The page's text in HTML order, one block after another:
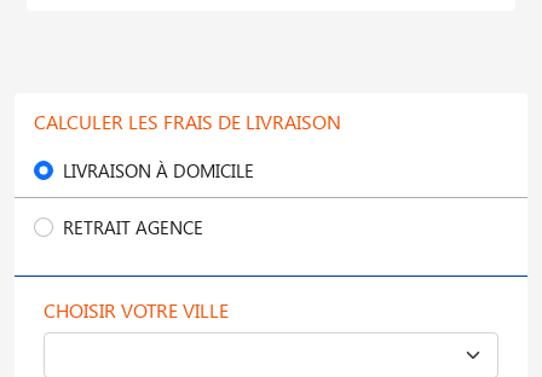
CALCULER LES FRAIS DE LIVRAISON
LIVRAISON À DOMICILE
RETRAIT AGENCE
CHOISIR VOTRE VILLE